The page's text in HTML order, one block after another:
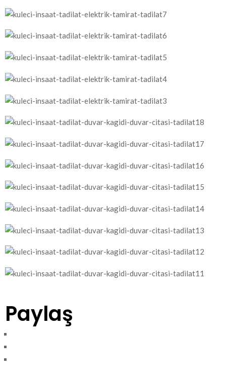
Paylaş